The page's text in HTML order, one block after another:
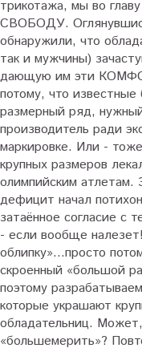
трикотажа, мы во
СВОБОДУ.
обнаружили, что
так и мужчины)
дающую им эти
потому, что
размерный ряд,
производитель ради
маркировке. Или -
крупных размеров
олимпийским
дефицит начал
затаённое согласие с
- если вообще
облипку»...просто
скроенный «большой
поэтому
которые украшают
обладательниц.
«большемерить»?